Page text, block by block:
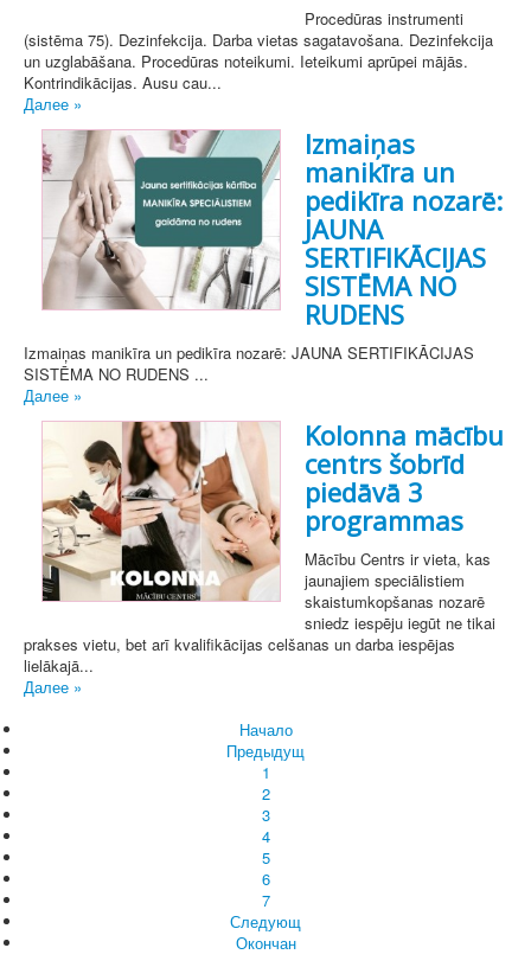
Procedūras instrumenti
(sistēma 75). Dezinfekcija. Darba vietas sagatavošana. Dezinfekcija
un uzglabāšana. Procedūras noteikumi. Ieteikumi aprūpei mājās.
Kontrindikācijas. Ausu cau...
Далее »
Izmaiņas
manikīra un
pedikīra nozarē:
JAUNA
SERTIFIKĀCIJAS
SISTĒMA NO
RUDENS
Izmaiņas manikīra un pedikīra nozarē: JAUNA SERTIFIKĀCIJAS
SISTĒMA NO RUDENS ...
Далее »
Kolonna mācību
centrs šobrīd
piedāvā 3
programmas
Mācību Centrs ir vieta, kas
jaunajiem speciālistiem
skaistumkopšanas nozarē
sniedz iespēju iegūt ne tikai
prakses vietu, bet arī kvalifikācijas celšanas un darba iespējas
lielākajā...
Далее »
Начало
Предыдущ
1
2
3
4
5
6
7
Следующ
Окончан